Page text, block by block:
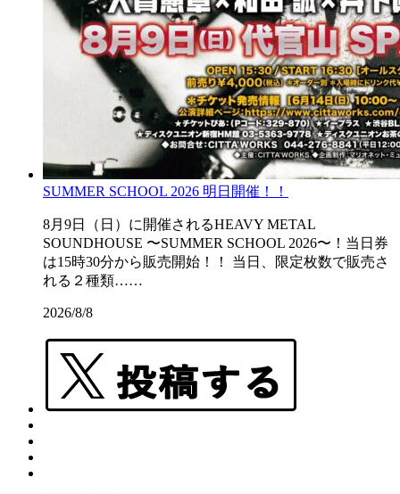
SUMMER SCHOOL 2026 明日開催！！
8月9日（日）に開催されるHEAVY METAL
SOUNDHOUSE 〜SUMMER SCHOOL 2026〜！当日券
は15時30分から販売開始！！ 当日、限定枚数で販売さ
れる２種類……
2026/8/8